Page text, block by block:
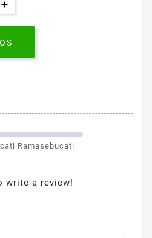
Ramasebucati
write a review!